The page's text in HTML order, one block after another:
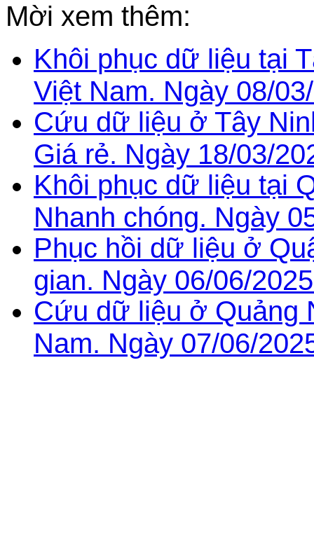
Mời xem thêm:
Khôi phục dữ liệu tại
Việt Nam. Ngày 08/
Cứu dữ liệu ở Tây
Giá rẻ. Ngày 18/03/
Khôi phục dữ liệu tại
Nhanh chóng. Ngày
Phục hồi dữ liệu ở
gian. Ngày 06/06/
Cứu dữ liệu ở Quảng
Nam. Ngày 07/06/